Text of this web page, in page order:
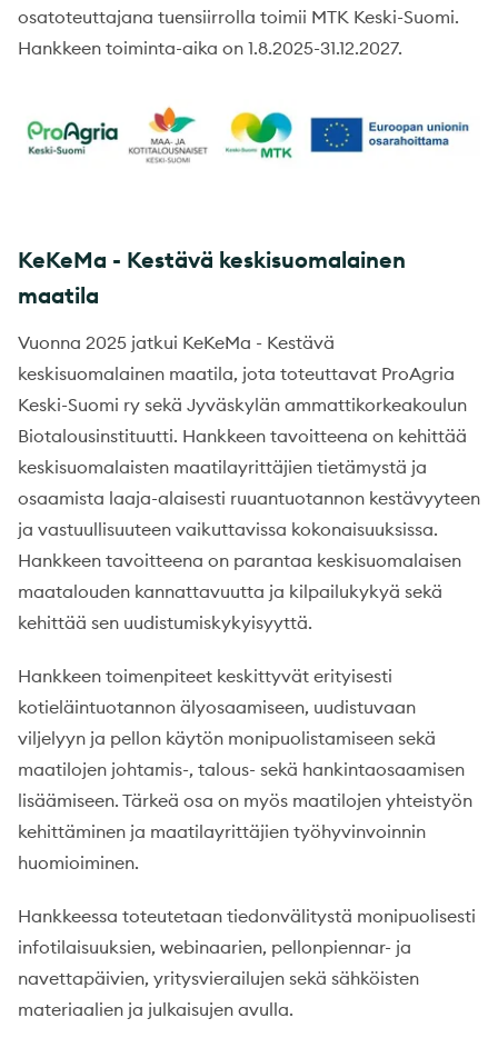
osatoteuttajana tuensiirrolla toimii MTK Keski-Suomi.
Hankkeen toiminta-aika on 1.8.2025-31.12.2027.
KeKeMa - Kestävä keskisuomalainen
maatila
Vuonna 2025 jatkui KeKeMa - Kestävä
keskisuomalainen maatila, jota toteuttavat ProAgria
Keski-Suomi ry sekä Jyväskylän ammattikorkeakoulun
Biotalousinstituutti. Hankkeen tavoitteena on kehittää
keskisuomalaisten maatilayrittäjien tietämystä ja
osaamista laaja-alaisesti ruuantuotannon kestävyyteen
ja vastuullisuuteen vaikuttavissa kokonaisuuksissa.
Hankkeen tavoitteena on parantaa keskisuomalaisen
maatalouden kannattavuutta ja kilpailukykyä sekä
kehittää sen uudistumiskykyisyyttä.
Hankkeen toimenpiteet keskittyvät erityisesti
kotieläintuotannon älyosaamiseen, uudistuvaan
viljelyyn ja pellon käytön monipuolistamiseen sekä
maatilojen johtamis-, talous- sekä hankintaosaamisen
lisäämiseen. Tärkeä osa on myös maatilojen yhteistyön
kehittäminen ja maatilayrittäjien työhyvinvoinnin
huomioiminen.
Hankkeessa toteutetaan tiedonvälitystä monipuolisesti
infotilaisuuksien, webinaarien, pellonpiennar- ja
navettapäivien, yritysvierailujen sekä sähköisten
materiaalien ja julkaisujen avulla.